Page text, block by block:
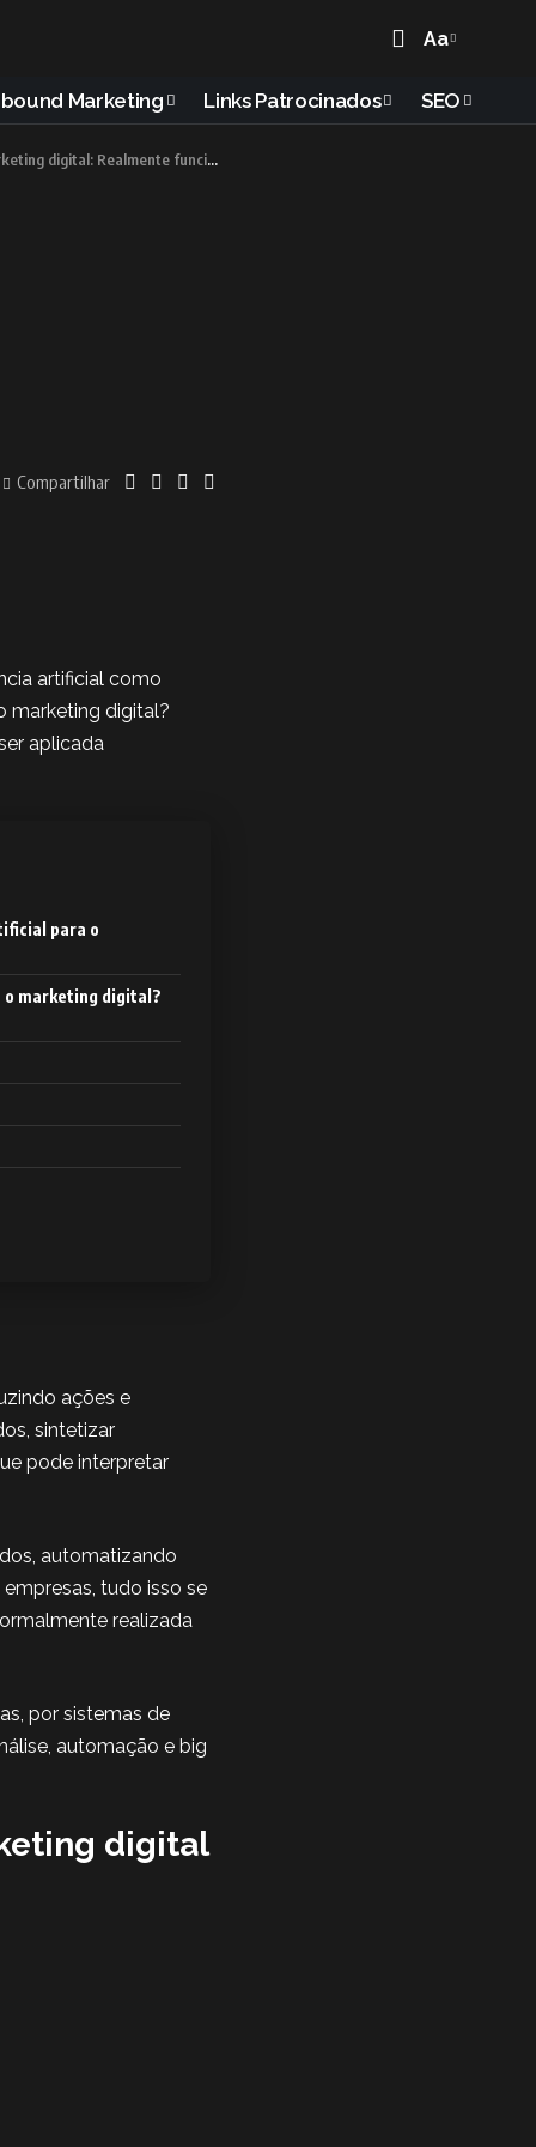
Aa
Marketing Links Patrocinados SEO
digital: Realmente funciona?
Compartilhar
artificial como
marketing digital?
aplicada
para o
o marketing digital?
ações e
sintetizar
pode interpretar
automatizando
tudo isso se
realizada
por sistemas de
automação e big
digital